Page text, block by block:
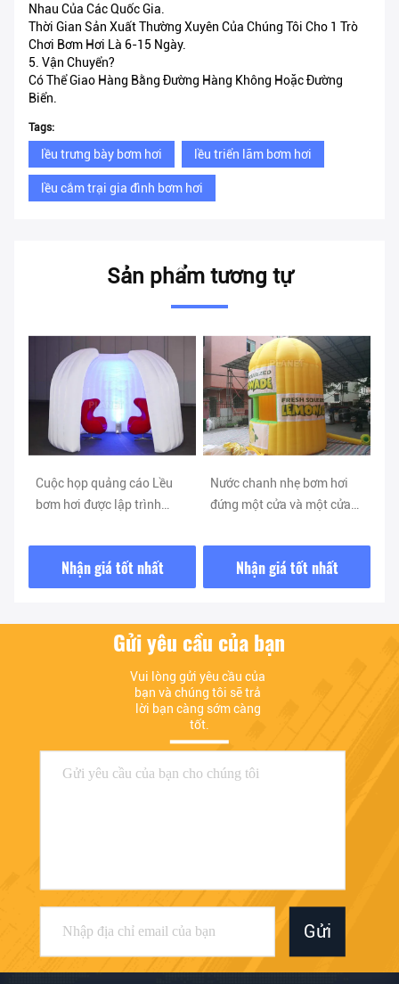
Nhau Của Các Quốc Gia.
Thời Gian Sản Xuất Thường Xuyên Của Chúng Tôi Cho 1 Trò
Chơi Bơm Hơi Là 6-15 Ngày.
5. Vận Chuyển?
Có Thể Giao Hàng Bằng Đường Hàng Không Hoặc Đường
Biển.
Tags:
lều trưng bày bơm hơi lều triển lãm bơm hơi
lều cắm trại gia đình bơm hơi
Sản phẩm tương tự
Cuộc họp quảng cáo Lều
bơm hơi được lập trình
liên tục
Nhận giá tốt nhất
Nước chanh nhẹ bơm hơi
đứng một cửa và một cửa
Nhận giá tốt nhất
Gửi yêu cầu của bạn
Vui lòng gửi yêu cầu của
bạn và chúng tôi sẽ trả
lời bạn càng sớm càng
tốt.
Gửi